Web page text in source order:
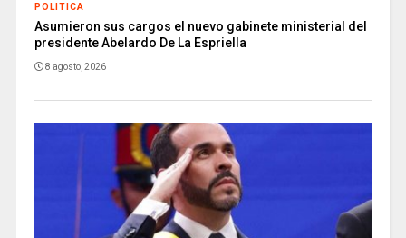
POLITICA
Asumieron sus cargos el nuevo gabinete ministerial del
presidente Abelardo De La Espriella
8 agosto, 2026